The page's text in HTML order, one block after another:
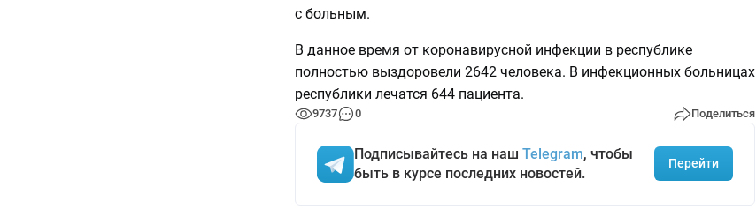
с больным.
В данное время от коронавирусной инфекции в республике
полностью выздоровели 2642 человека. В инфекционных больницах
республики лечатся 644 пациента.
9737 0 Поделиться
Подписывайтесь на наш Telegram, чтобы
быть в курсе последних новостей.
Перейти